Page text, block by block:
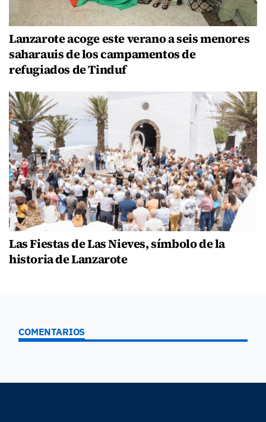
Lanzarote acoge este verano a seis menores
saharauis de los campamentos de
refugiados de Tinduf
Las Fiestas de Las Nieves, símbolo de la
historia de Lanzarote
COMENTARIOS